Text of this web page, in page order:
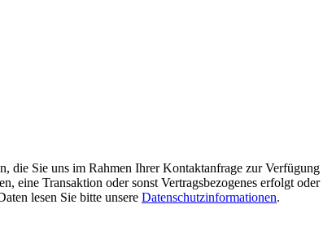
die Sie uns im Rahmen Ihrer Kontaktanfrage zur Verfügung
eine Transaktion oder sonst Vertragsbezogenes erfolgt oder
lesen Sie bitte unsere Datenschutzinformationen.